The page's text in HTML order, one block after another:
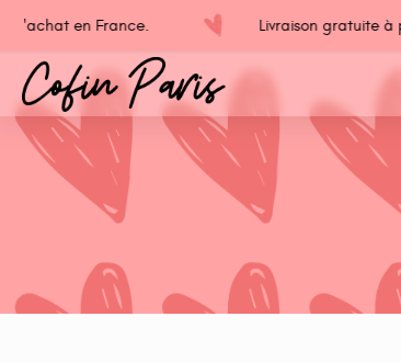
en France. Livraison gratuite à